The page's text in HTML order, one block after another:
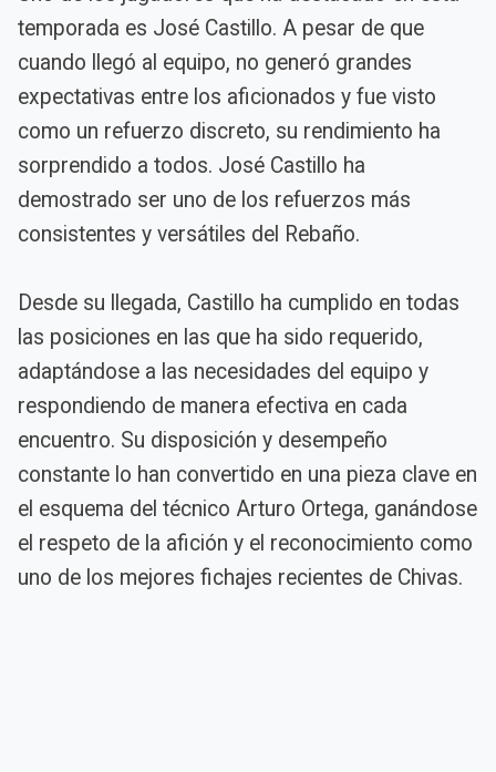
temporada es José Castillo. A pesar de que
cuando llegó al equipo, no generó grandes
expectativas entre los aficionados y fue visto
como un refuerzo discreto, su rendimiento ha
sorprendido a todos. José Castillo ha
demostrado ser uno de los refuerzos más
consistentes y versátiles del Rebaño.
Desde su llegada, Castillo ha cumplido en todas
las posiciones en las que ha sido requerido,
adaptándose a las necesidades del equipo y
respondiendo de manera efectiva en cada
encuentro. Su disposición y desempeño
constante lo han convertido en una pieza clave en
el esquema del técnico Arturo Ortega, ganándose
el respeto de la afición y el reconocimiento como
uno de los mejores fichajes recientes de Chivas.